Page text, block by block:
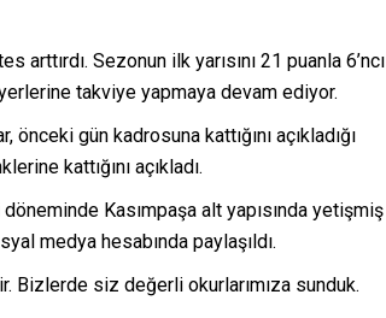
Sezonun ilk yarısını 21 puanla 6’ncı
yerlerine takviye yapmaya devam ediyor.
gün kadrosuna kattığını açıkladığı
kattığını açıkladı.
Kasımpaşa alt yapısında yetişmiş
medya hesabında paylaşıldı.
Bizlerde siz değerli okurlarımıza sunduk.